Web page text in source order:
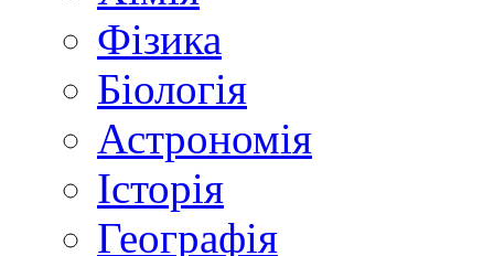
Фізика
Біологія
Астрономія
Історія
Географія